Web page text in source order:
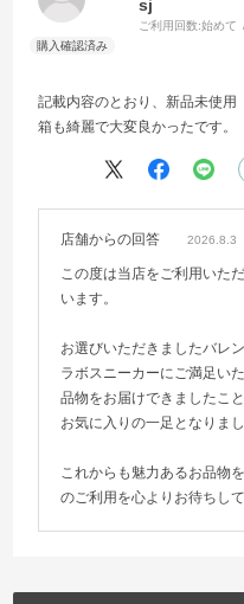
sj
ご利用回数:始めて
記載内容のとおり、新品未使用
箱も綺麗で大変良かったです。
店舗からの回答 2026.8.3
この度は当店をご利用いた
います。
お選びいただきましたバレ
ラボスニーカーにご満足い
品物をお届けできましたこ
お気に入りの一足となりま
これからも魅力あるお品物
のご利用を心よりお待ちして